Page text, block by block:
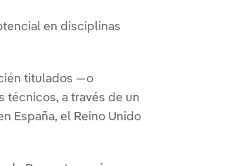
en disciplinas
titulados —o
técnicos, a través de un
España, el Reino Unido